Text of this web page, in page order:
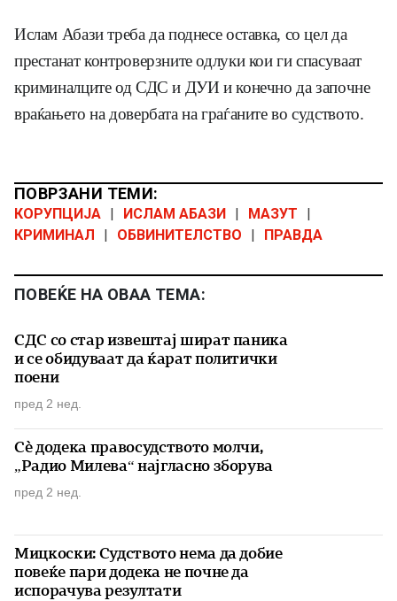
Ислам Абази треба да поднесе оставка, со цел да
престанат контроверзните одлуки кои ги спасуваат
криминалците од СДС и ДУИ и конечно да започне
враќањето на довербата на граѓаните во судството.
ПОВРЗАНИ ТЕМИ:
КОРУПЦИЈА ИСЛАМ АБАЗИ МАЗУТ
КРИМИНАЛ
ОБВИНИТЕЛСТВО ПРАВДА
ПОВЕЌЕ НА ОВАА ТЕМА:
СДС со стар извештај шират паника
и се обидуваат да ќарат политички
поени
пред 2 нед.
Сè додека правосудството молчи,
„Радио Милева“ најгласно зборува
пред 2 нед.
Мицкоски: Судството нема да добие
повеќе пари додека не почне да
испорачува резултати